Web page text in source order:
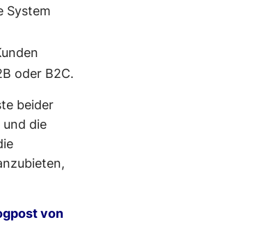
System
oder B2C.
beider
und die
von